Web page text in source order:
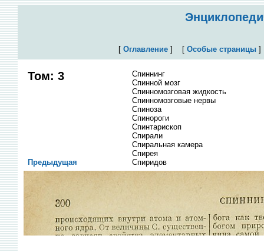
[ Оглавление] [ Особые страницы
Том: 3
Спиннинг
Спинной мозг
Спинномозговая жидкость
Спинномозговые нервы
Спиноза
Спинороги
Спинтарископ
Спирали
Спиральная камера
Спирея
Спиридов
Предыдущая